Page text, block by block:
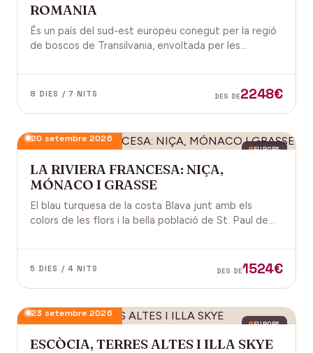
ROMANIA
És un país del sud-est europeu conegut per la regió
de boscos de Transilvania, envoltada per les
segle XIV i el Castell de Peles.
8 DIES / 7 NITS DES DE2248€
EUROPA
20 setembre 2026
LA RIVIERA FRANCESA: NIÇA,
MÓNACO I GRASSE
El blau turquesa de la costa Blava junt amb els
colors de les flors i la bella població de St. Paul de
digne de visitar. Perfums a Grasse.
5 DIES / 4 NITS DES DE1524€
EUROPA
23 setembre 2026
ESCÒCIA, TERRES ALTES I ILLA SKYE